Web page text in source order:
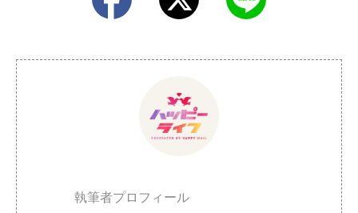
執筆者プロフィール